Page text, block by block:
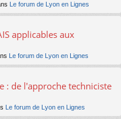
Le forum de Lyon en Lignes
applicables aux
Le forum de Lyon en Lignes
: de l'approche techniciste
Le forum de Lyon en Lignes